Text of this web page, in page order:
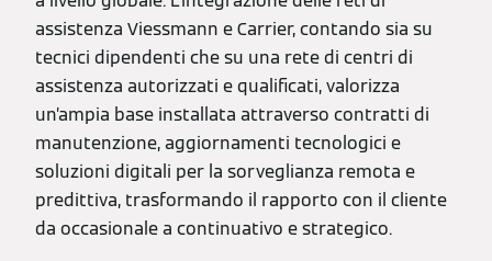
assistenza Viessmann e Carrier, contando sia su
tecnici dipendenti che su una rete di centri di
assistenza autorizzati e qualificati, valorizza
un’ampia base installata attraverso contratti di
manutenzione, aggiornamenti tecnologici e
soluzioni digitali per la sorveglianza remota e
predittiva, trasformando il rapporto con il cliente
da occasionale a continuativo e strategico.